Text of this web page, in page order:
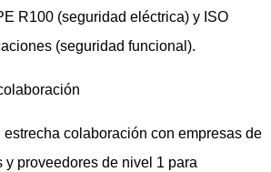
R100 ​ (seguridad eléctrica) y ​ ISO
(seguridad funcional).
estrecha colaboración con empresas de
proveedores de nivel 1 para